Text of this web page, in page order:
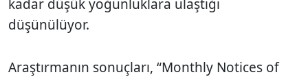
kadar düşük yoğunluklara ulaştığı
düşünülüyor.
Araştırmanın sonuçları, “Monthly Notices of